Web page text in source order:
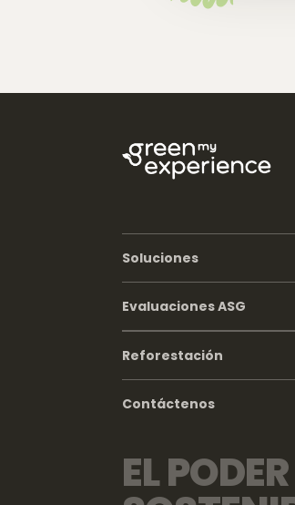
Soluciones
Evaluaciones ASG
Reforestación
Contáctenos
EL